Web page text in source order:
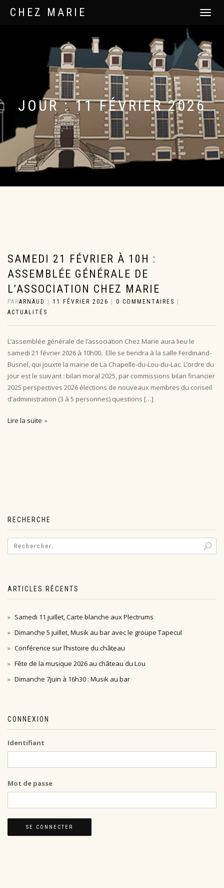
CHEZ MARIE
DÉPLIER
JOUR :11 FÉVRIER 2026
SAMEDI 21 FÉVRIER À 10H :
ASSEMBLÉE GÉNÉRALE DE
L’ASSOCIATION CHEZ MARIE
PARARNAUD 11 FÉVRIER 2026 0 COMMENTAIRES
ACTUALITÉS
L’assemblée générale de l’association Chez Marie aura lieu le
samedi 21 février 2026 à 10h00. Elle se tiendra à la salle Ferdinand-
Busnel, qui jouxte la mairie de La Chapelle-du-Lou-du-Lac. L’ordre du
jour est le suivant : bilan moral 2025, par commissions bilan financier
2025 perspectives 2026 élections de nouveaux membres du conseil
d’administration (3 à 5 personnes) questions […]
Lire la suite
RECHERCHE
ARTICLES RÉCENTS
Samedi 11 juillet, Carte blanche aux Plectrums
Dimanche 5 juillet, Musik au bar avec le groupe Tapecul
Conférence sur l’histoire du château
Fête de la musique 2026 au château du Lou
Dimanche 7juin à 16h30 : Musik au bar
CONNEXION
Identifiant
Mot de passe